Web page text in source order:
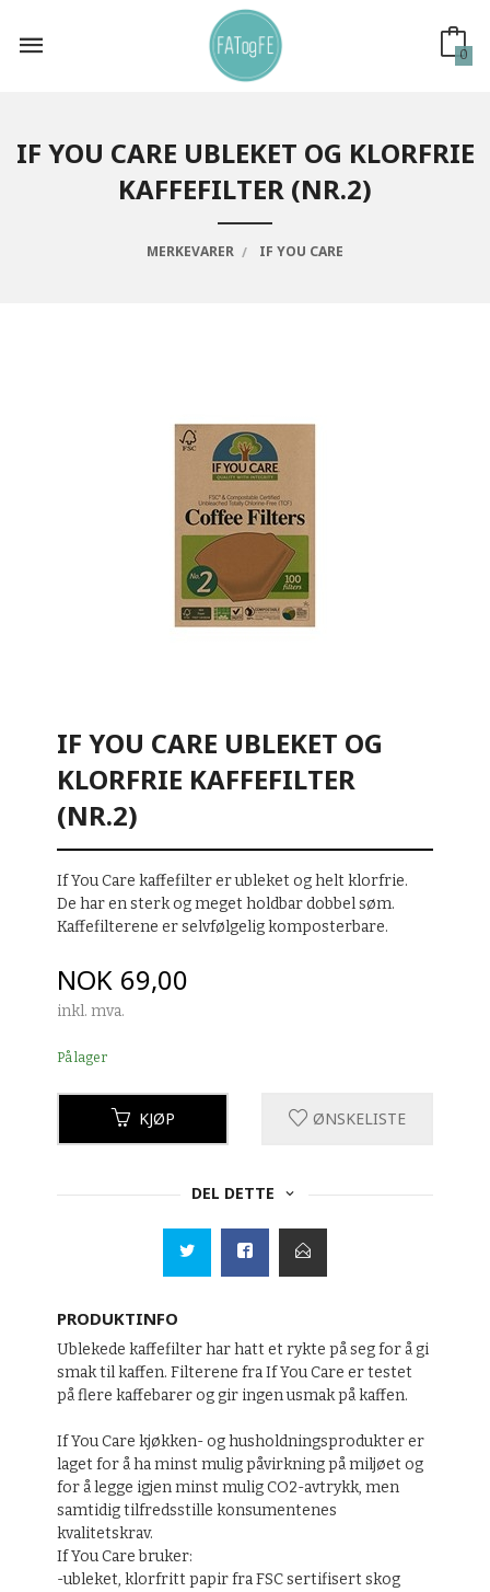
innholdet
0
IF YOU CARE UBLEKET OG KLORFRIE
KAFFEFILTER (NR.2)
MERKEVARER IF YOU CARE
IF YOU CARE UBLEKET OG
KLORFRIE KAFFEFILTER
(NR.2)
If You Care kaffefilter er ubleket og helt klorfrie.
De har en sterk og meget holdbar dobbel søm.
Kaffefilterene er selvfølgelig komposterbare.
Pris
NOK 69,00
inkl. mva.
På lager
KJØP ØNSKELISTE
DEL DETTE
PRODUKTINFO
Ublekede kaffefilter har hatt et rykte på seg for å gi
smak til kaffen. Filterene fra If You Care er testet
på flere kaffebarer og gir ingen usmak på kaffen.
If You Care kjøkken- og husholdningsprodukter er
laget for å ha minst mulig påvirkning på miljøet og
for å legge igjen minst mulig CO2-avtrykk, men
samtidig tilfredsstille konsumentenes
kvalitetskrav.
If You Care bruker:
-ubleket, klorfritt papir fra FSC sertifisert skog